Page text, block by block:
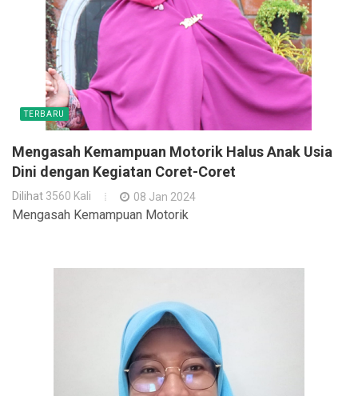
TERBARU
Mengasah Kemampuan Motorik Halus Anak Usia
Dini dengan Kegiatan Coret-Coret
Dilihat 3560 Kali 08 Jan 2024
Mengasah Kemampuan Motorik